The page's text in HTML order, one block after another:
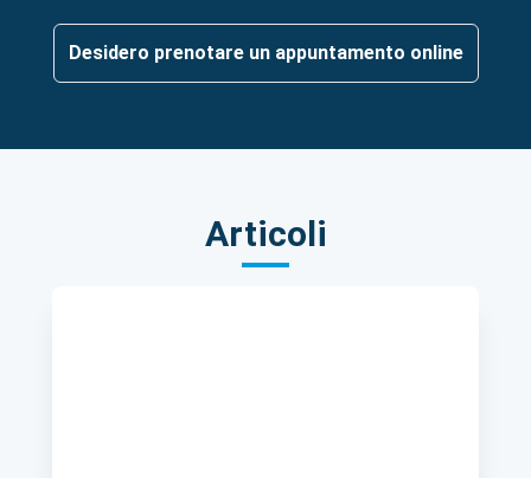
Desidero prenotare un appuntamento online
Articoli